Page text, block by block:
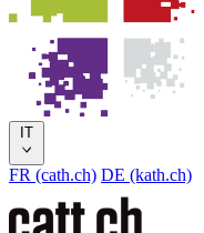
IT
FR (cath.ch) DE (kath.ch)